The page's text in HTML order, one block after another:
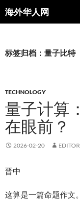
海外华人网
搜
索
文
标签归档：量子比特
TECHNOLOGY
量子计算
在眼前？
2026-02-20
晋中
这算是一篇命题作文